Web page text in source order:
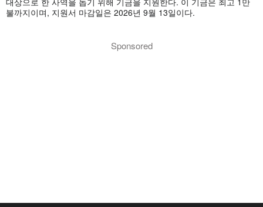
불까지이며, 지원서 마감일은 2026년 9월 13일이다.
Sponsored